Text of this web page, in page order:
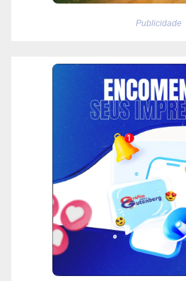
Publicidade